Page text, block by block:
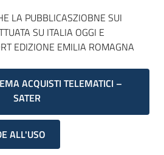
LA PUBBLICASZIOBNE SUI
SU ITALIA OGGI E
EDIZIONE EMILIA ROMAGNA
ACQUISTI TELEMATICI –
SATER
ALL'USO